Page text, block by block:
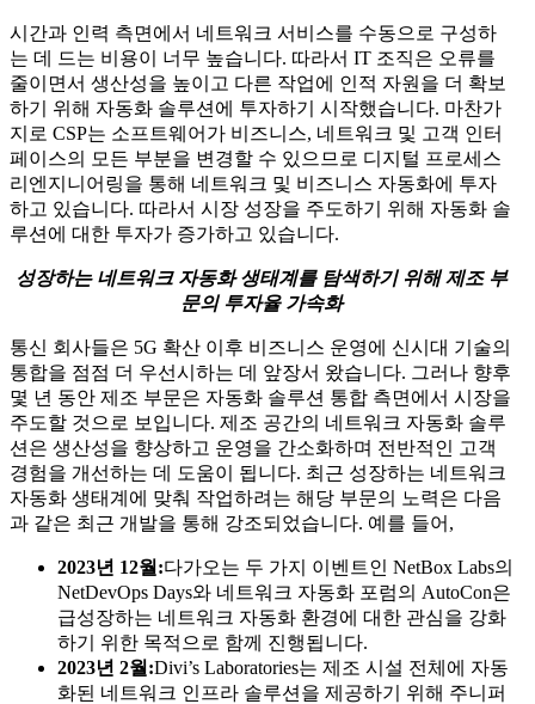
시간과 인력 측면에서 네트워크 서비스를 수동으로 구성하
는 데 드는 비용이 너무 높습니다. 따라서 IT 조직은 오류를
줄이면서 생산성을 높이고 다른 작업에 인적 자원을 더 확보
하기 위해 자동화 솔루션에 투자하기 시작했습니다. 마찬가
지로 CSP는 소프트웨어가 비즈니스, 네트워크 및 고객 인터
페이스의 모든 부분을 변경할 수 있으므로 디지털 프로세스
리엔지니어링을 통해 네트워크 및 비즈니스 자동화에 투자
하고 있습니다. 따라서 시장 성장을 주도하기 위해 자동화 솔
루션에 대한 투자가 증가하고 있습니다.
성장하는 네트워크 자동화 생태계를 탐색하기 위해 제조 부
문의 투자율 가속화
통신 회사들은 5G 확산 이후 비즈니스 운영에 신시대 기술의
통합을 점점 더 우선시하는 데 앞장서 왔습니다. 그러나 향후
몇 년 동안 제조 부문은 자동화 솔루션 통합 측면에서 시장을
주도할 것으로 보입니다. 제조 공간의 네트워크 자동화 솔루
션은 생산성을 향상하고 운영을 간소화하며 전반적인 고객
경험을 개선하는 데 도움이 됩니다. 최근 성장하는 네트워크
자동화 생태계에 맞춰 작업하려는 해당 부문의 노력은 다음
과 같은 최근 개발을 통해 강조되었습니다. 예를 들어,
2023년 12월:다가오는 두 가지 이벤트인 NetBox Labs의
NetDevOps Days와 네트워크 자동화 포럼의 AutoCon은
급성장하는 네트워크 자동화 환경에 대한 관심을 강화
하기 위한 목적으로 함께 진행됩니다.
2023년 2월:Divi’s Laboratories는 제조 시설 전체에 자동
화된 네트워크 인프라 솔루션을 제공하기 위해 주니퍼